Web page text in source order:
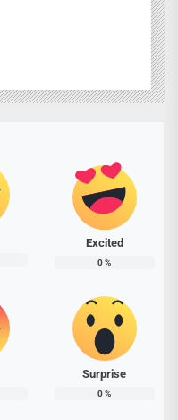
Excited
0%
Surprise
0%